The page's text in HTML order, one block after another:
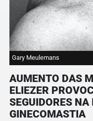
Gary Meulemans
AUMENTO DAS
ELIEZER
SEGUIDORES
GINECOMASTIA